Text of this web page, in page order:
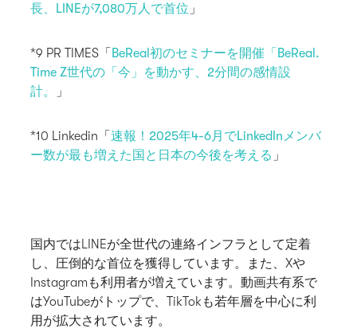
長、LINEが7,080万人で首位 」
*9 PR TIMES「 BeReal初のセミナーを開催「BeReal.
Time Z世代の「今」を動かす、2分間の感情設
計。
」
*10 Linkedin「速報！2025年4-6月でLinkedInメンバ
ー数が最も増えた国と日本の今後を考える 」
国内ではLINEが全世代の連絡インフラとして定着
し、圧倒的な首位を獲得しています。また、Xや
Instagramも利用者が増えています。動画共有系で
はYouTubeがトップで、TikTokも若年層を中心に利
用が拡大されています。